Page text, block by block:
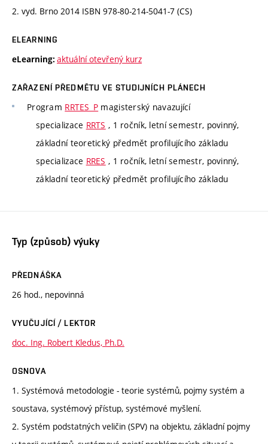
2. vyd. Brno 2014 ISBN 978-80-214-5041-7 (CS)
ELEARNING
eLearning: aktuální otevřený kurz
ZAŘAZENÍ PŘEDMĚTU VE STUDIJNÍCH PLÁNECH
Program RRTES_P magisterský navazující
specializace RRTS , 1 ročník, letní semestr, povinný,
základní teoretický předmět profilujícího základu
specializace RRES , 1 ročník, letní semestr, povinný,
základní teoretický předmět profilujícího základu
Typ (způsob) výuky
PŘEDNÁŠKA
26 hod., nepovinná
VYUČUJÍCÍ / LEKTOR
doc. Ing. Robert Kledus, Ph.D.
OSNOVA
1. Systémová metodologie - teorie systémů, pojmy systém a
soustava, systémový přístup, systémové myšlení.
2. Systém podstatných veličin (SPV) na objektu, základní pojmy